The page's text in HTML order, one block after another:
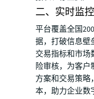
二、实时监
平台覆盖全国
据，打破信息壁
交易指标和市场
险审核，为客
方案和交易策略
本，助力企业数